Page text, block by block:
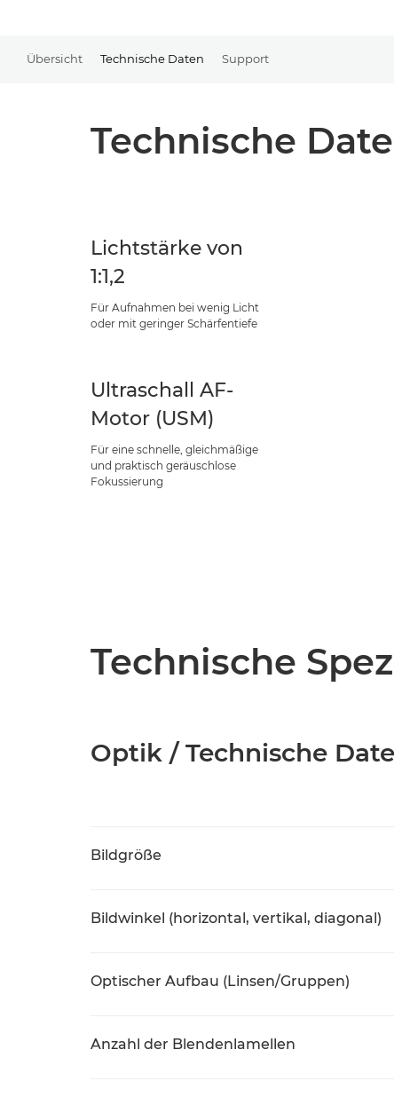
Übersicht Technische Daten Support
Technische
Lichtstärke von
1:1,2
Für Aufnahmen bei wenig Licht
oder mit geringer Schärfentiefe
Ultraschall AF-
Motor (USM)
Für eine schnelle, gleichmäßige
und praktisch geräuschlose
Fokussierung
Technische
Optik / Technische
Bildgröße
Bildwinkel (horizontal, vertikal, diagonal)
Optischer Aufbau (Linsen/Gruppen)
Anzahl der Blendenlamellen